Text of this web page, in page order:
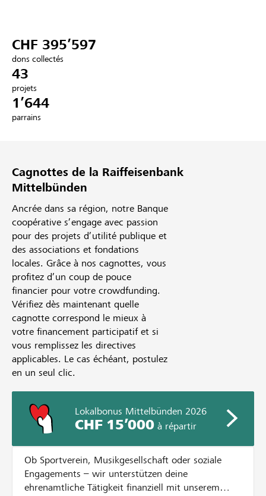
Se connecter
S'inscrire
CHF 395’597
dons collectés
43
projets
1’644
parrains
Cagnottes de la Raiffeisenbank
Mittelbünden
Ancrée dans sa région, notre Banque
coopérative s’engage avec passion
pour des projets d’utilité publique et
des associations et fondations
locales. Grâce à nos cagnottes, vous
profitez d’un coup de pouce
financier pour votre crowdfunding.
Vérifiez dès maintenant quelle
cagnotte correspond le mieux à
votre financement participatif et si
vous remplissez les directives
applicables. Le cas échéant, postulez
en un seul clic.
Lokalbonus Mittelbünden 2026
CHF 15’000à répartir
Ob Sportverein, Musikgesellschaft oder soziale
Engagements – wir unterstützen deine
ehrenamtliche Tätigkeit finanziell mit unserem